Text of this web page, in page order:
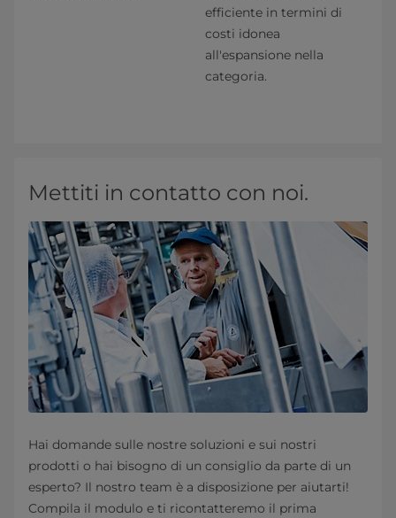
efficiente in termini di
costi idonea
all'espansione nella
categoria.
Mettiti in contatto con noi.
Hai domande sulle nostre soluzioni e sui nostri
prodotti o hai bisogno di un consiglio da parte di un
esperto? Il nostro team è a disposizione per aiutarti!
Compila il modulo e ti ricontatteremo il prima